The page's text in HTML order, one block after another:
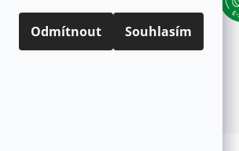
Odmítnout Souhlasím